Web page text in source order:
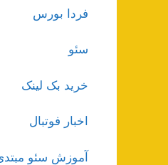
فردا بورس
سئو
خرید بک لینک
اخبار فوتبال
آموزش سئو